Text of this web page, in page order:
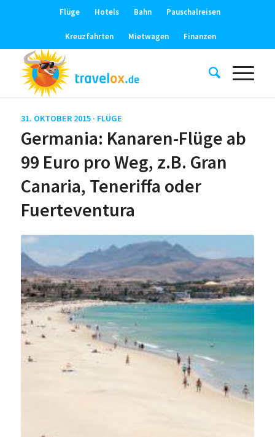
Flüge Hotels Bahn Pauschalreisen
Kreuzfahrten Mietwagen Finanzen
31. OKTOBER 2015 · FLÜGE
Germania: Kanaren-Flüge ab
99 Euro pro Weg, z.B. Gran
Canaria, Teneriffa oder
Fuerteventura